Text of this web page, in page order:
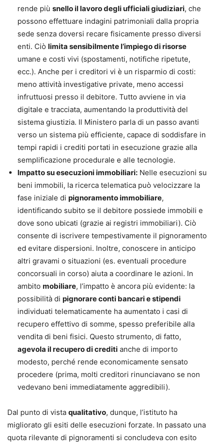
rende più snello il lavoro degli ufficiali giudiziari, che
possono effettuare indagini patrimoniali dalla propria
sede senza doversi recare fisicamente presso diversi
enti. Ciò limita sensibilmente l’impiego di risorse
umane e costi vivi (spostamenti, notifiche ripetute,
ecc.). Anche per i creditori vi è un risparmio di costi:
meno attività investigative private, meno accessi
infruttuosi presso il debitore. Tutto avviene in via
digitale e tracciata, aumentando la produttività del
sistema giustizia. Il Ministero parla di un passo avanti
verso un sistema più efficiente, capace di soddisfare in
tempi rapidi i crediti portati in esecuzione grazie alla
semplificazione procedurale e alle tecnologie.
Impatto su esecuzioni immobiliari: Nelle esecuzioni su
beni immobili, la ricerca telematica può velocizzare la
fase iniziale di pignoramento immobiliare,
identificando subito se il debitore possiede immobili e
dove sono ubicati (grazie ai registri immobiliari). Ciò
consente di iscrivere tempestivamente il pignoramento
ed evitare dispersioni. Inoltre, conoscere in anticipo
altri gravami o situazioni (es. eventuali procedure
concorsuali in corso) aiuta a coordinare le azioni. In
ambito mobiliare, l’impatto è ancora più evidente: la
possibilità di pignorare conti bancari e stipendi
individuati telematicamente ha aumentato i casi di
recupero effettivo di somme, spesso preferibile alla
vendita di beni fisici. Questo strumento, di fatto,
agevola il recupero di crediti anche di importo
modesto, perché rende economicamente sensato
procedere (prima, molti creditori rinunciavano se non
vedevano beni immediatamente aggredibili).
Dal punto di vista qualitativo, dunque, l’istituto ha
migliorato gli esiti delle esecuzioni forzate. In passato una
quota rilevante di pignoramenti si concludeva con esito